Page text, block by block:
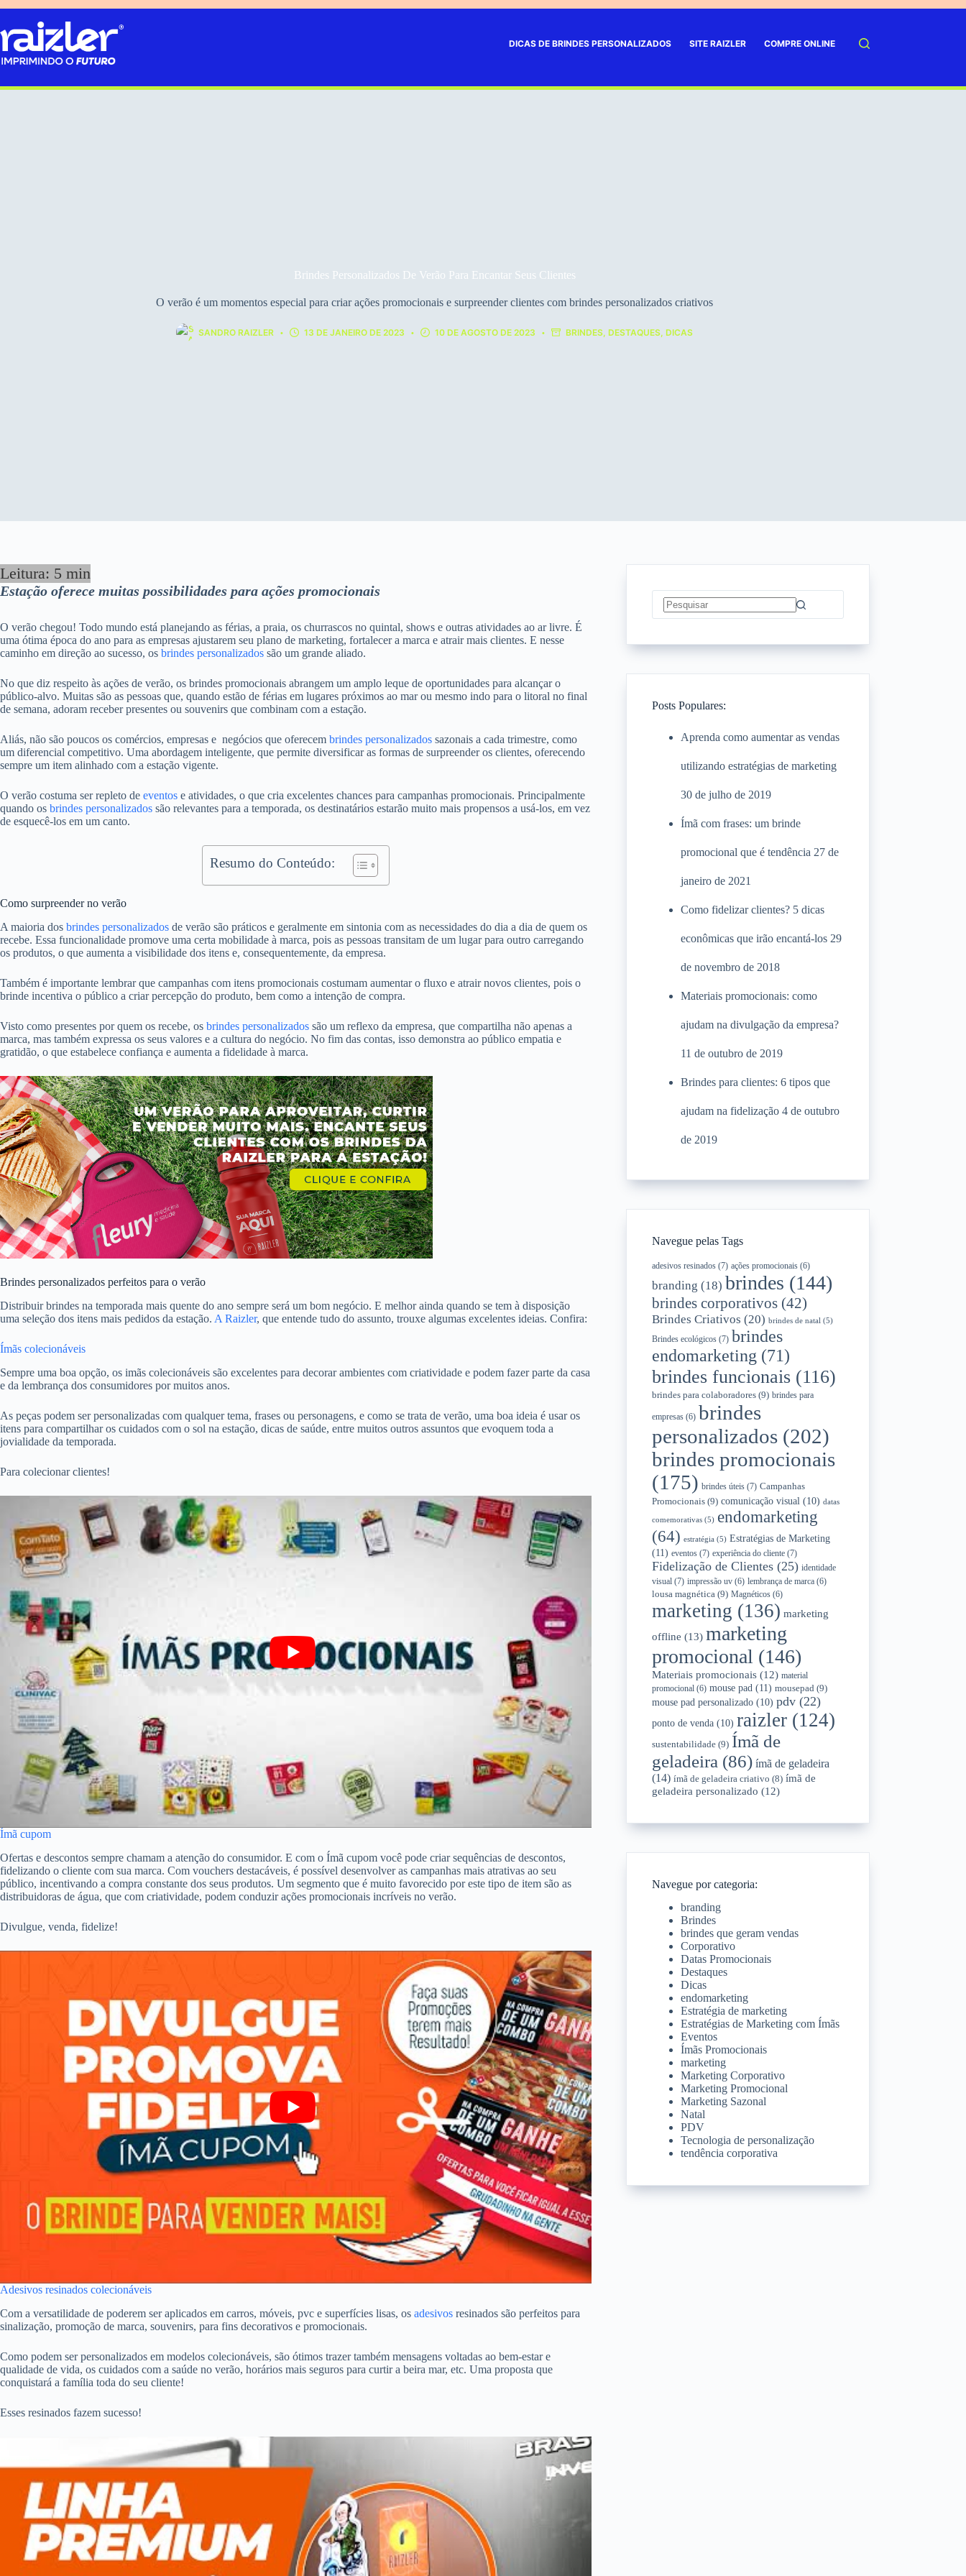
o
conteúdo
DICAS DE BRINDES PERSONALIZADOS SITE RAIZLER COMPRE ONLINE
Brindes Personalizados De Verão Para Encantar Seus Clientes
O verão é um momentos especial para criar ações promocionais e surpreender clientes com brindes personalizados criativos
SANDRO RAIZLER 13 DE JANEIRO DE 2023 10 DE AGOSTO DE 2023 BRINDES,DESTAQUES,DICAS
Estação oferece muitas possibilidades para ações promocionais
O verão chegou! Todo mundo está planejando as férias, a praia, os churrascos no quintal, shows e outras atividades ao ar livre. É
uma ótima época do ano para as empresas ajustarem seu plano de marketing, fortalecer a marca e atrair mais clientes. E nesse
caminho em direção ao sucesso, os brindes personalizados são um grande aliado.
No que diz respeito às ações de verão, os brindes promocionais abrangem um amplo leque de oportunidades para alcançar o
público-alvo. Muitas são as pessoas que, quando estão de férias em lugares próximos ao mar ou mesmo indo para o litoral no final
de semana, adoram receber presentes ou souvenirs que combinam com a estação.
Aliás, não são poucos os comércios, empresas e negócios que oferecem brindes personalizados sazonais a cada trimestre, como
um diferencial competitivo. Uma abordagem inteligente, que permite diversificar as formas de surpreender os clientes, oferecendo
sempre um item alinhado com a estação vigente.
O verão costuma ser repleto de eventos e atividades, o que cria excelentes chances para campanhas promocionais. Principalmente
quando os brindes personalizados são relevantes para a temporada, os destinatários estarão muito mais propensos a usá-los, em vez
de esquecê-los em um canto.
Resumo do Conteúdo:
Como surpreender no verão
A maioria dos brindes personalizados de verão são práticos e geralmente em sintonia com as necessidades do dia a dia de quem os
recebe. Essa funcionalidade promove uma certa mobilidade à marca, pois as pessoas transitam de um lugar para outro carregando
os produtos, o que aumenta a visibilidade dos itens e, consequentemente, da empresa.
Também é importante lembrar que campanhas com itens promocionais costumam aumentar o fluxo e atrair novos clientes, pois o
brinde incentiva o público a criar percepção do produto, bem como a intenção de compra.
Visto como presentes por quem os recebe, os brindes personalizados são um reflexo da empresa, que compartilha não apenas a
marca, mas também expressa os seus valores e a cultura do negócio. No fim das contas, isso demonstra ao público empatia e
gratidão, o que estabelece confiança e aumenta a fidelidade à marca.
Brindes personalizados perfeitos para o verão
Distribuir brindes na temporada mais quente do ano sempre será um bom negócio. E melhor ainda quando se tem à disposição
uma seleção dos itens mais pedidos da estação. A Raizler, que entende tudo do assunto, trouxe algumas excelentes ideias. Confira:
Ímãs colecionáveis
Sempre uma boa opção, os imãs colecionáveis são excelentes para decorar ambientes com criatividade e podem fazer parte da casa
e da lembrança dos consumidores por muitos anos.
As peças podem ser personalizadas com qualquer tema, frases ou personagens, e como se trata de verão, uma boa ideia é usar os
itens para compartilhar os cuidados com o sol na estação, dicas de saúde, entre muitos outros assuntos que evoquem toda a
jovialidade da temporada.
Para colecionar clientes!
Ímã cupom
Ofertas e descontos sempre chamam a atenção do consumidor. E com o Ímã cupom você pode criar sequências de descontos,
fidelizando o cliente com sua marca. Com vouchers destacáveis, é possível desenvolver as campanhas mais atrativas ao seu
público, incentivando a compra constante dos seus produtos. Um segmento que é muito favorecido por este tipo de item são as
distribuidoras de água, que com criatividade, podem conduzir ações promocionais incríveis no verão.
Divulgue, venda, fidelize!
Adesivos resinados colecionáveis
Com a versatilidade de poderem ser aplicados em carros, móveis, pvc e superfícies lisas, os adesivos resinados são perfeitos para
sinalização, promoção de marca, souvenirs, para fins decorativos e promocionais.
Como podem ser personalizados em modelos colecionáveis, são ótimos trazer também mensagens voltadas ao bem-estar e
qualidade de vida, os cuidados com a saúde no verão, horários mais seguros para curtir a beira mar, etc. Uma proposta que
conquistará a família toda do seu cliente!
Esses resinados fazem sucesso!
Posts Populares:
Aprenda como aumentar as vendas
utilizando estratégias de marketing
30 de julho de 2019
Ímã com frases: um brinde
promocional que é tendência 27 de
janeiro de 2021
Como fidelizar clientes? 5 dicas
econômicas que irão encantá-los 29
de novembro de 2018
Materiais promocionais: como
ajudam na divulgação da empresa?
11 de outubro de 2019
Brindes para clientes: 6 tipos que
ajudam na fidelização 4 de outubro
de 2019
Navegue pelas Tags
adesivos resinados(7) ações promocionais(6)
branding (18) brindes (144)
brindes corporativos(42)
Brindes Criativos (20) brindes de natal (5)
Brindes ecológicos(7) brindes
endomarketing (71)
brindes funcionais(116)
brindes para colaboradores(9) brindes para
empresas(6) brindes
personalizados(202)
brindes promocionais
(175) brindes úteis(7) Campanhas
Promocionais(9) comunicação visual (10) datas
comemorativas(5) endomarketing
(64) estratégia (5) Estratégias de Marketing
(11) eventos(7) experiência do cliente(7)
Fidelização de Clientes(25) identidade
visual(7) impressão uv(6) lembrança de marca(6)
lousa magnética (9) Magnéticos(6)
marketing (136) marketing
offline (13) marketing
promocional (146)
Materiais promocionais(12) material
promocional (6) mouse pad (11) mousepad (9)
mouse pad personalizado(10) pdv(22)
ponto de venda(10) raizler(124)
sustentabilidade(9) Ímã de
geladeira (86) ímã de geladeira
(14) ímã de geladeira criativo (8) ímã de
geladeira personalizado (12)
Navegue por categoria:
branding
Brindes
brindes que geram vendas
Corporativo
Datas Promocionais
Destaques
Dicas
endomarketing
Estratégia de marketing
Estratégias de Marketing com Ímãs
Eventos
Ímãs Promocionais
marketing
Marketing Corporativo
Marketing Promocional
Marketing Sazonal
Natal
PDV
Tecnologia de personalização
tendência corporativa